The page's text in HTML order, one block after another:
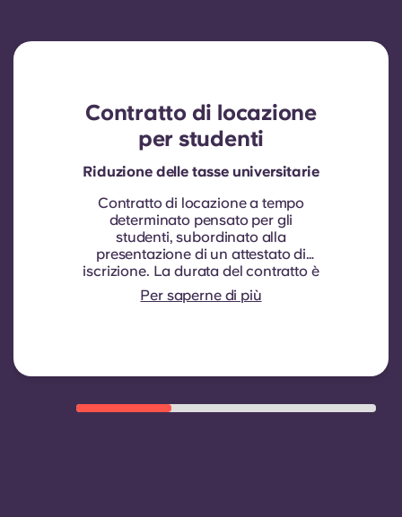
Contratto di locazione
per studenti
Riduzione delle tasse universitarie
Contratto di locazione a tempo
determinato pensato per gli
studenti, subordinato alla
presentazione di un attestato di
iscrizione. La durata del contratto è
di nove mesi. Il rinnovo non è
automatico, ma può essere
idoneità quali una buona storia di
conforme alle regole e la
Per saperne di più